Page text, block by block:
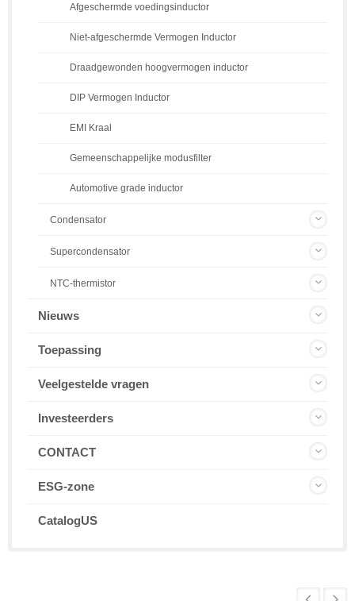
Afgeschermde voedingsinductor
Niet-afgeschermde Vermogen Inductor
Draadgewonden hoogvermogen inductor
DIP Vermogen Inductor
EMI Kraal
Gemeenschappelijke modusfilter
Automotive grade inductor
Condensator
Supercondensator
NTC-thermistor
Nieuws
Toepassing
Veelgestelde vragen
Investeerders
CONTACT
ESG-zone
CatalogUS